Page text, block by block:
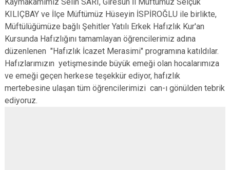
Dereli
Doğankent
Espiye
Eynesil
Şebinkarahisar
Tirebolu
Yağlıdere
KILIÇBAY ve İlçe Müftümüz Hüseyin İSPİROĞLU ile birlikte,
Müftülüğümüze bağlı Şehitler Yatılı Erkek Hafızlık Kur'an
Kursunda Hafızlığını tamamlayan öğrencilerimiz adına
düzenlenen "Hafızlık İcazet Merasimi" programına katıldılar.
Hafızlarımızın yetişmesinde büyük emeği olan hocalarımıza
ve emeği geçen herkese teşekkür ediyor, hafızlık
mertebesine ulaşan tüm öğrencilerimizi can-ı gönülden tebrik
ediyoruz.